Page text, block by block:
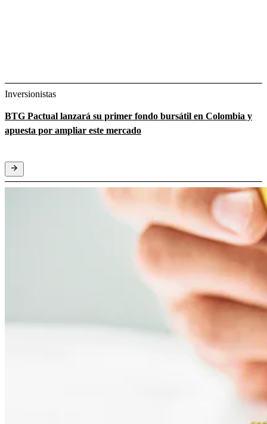
Inversionistas
BTG Pactual lanzará su primer fondo bursátil en Colombia y
apuesta por ampliar este mercado